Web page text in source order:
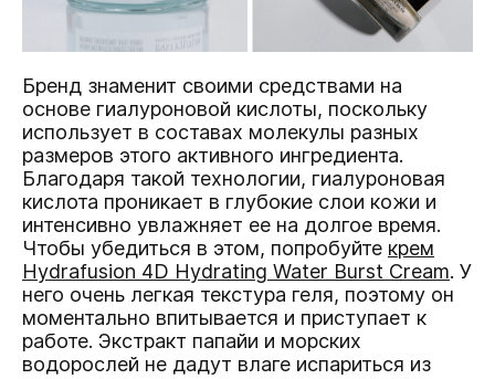
Бренд знаменит своими средствами на
основе гиалуроновой кислоты, поскольку
использует в составах молекулы разных
размеров этого активного ингредиента.
Благодаря такой технологии, гиалуроновая
кислота проникает в глубокие слои кожи и
интенсивно увлажняет ее на долгое время.
Чтобы убедиться в этом, попробуйте крем
Hydrafusion 4D Hydrating Water Burst Cream. У
него очень легкая текстура геля, поэтому он
моментально впитывается и приступает к
работе. Экстракт папайи и морских
водорослей не дадут влаге испариться из